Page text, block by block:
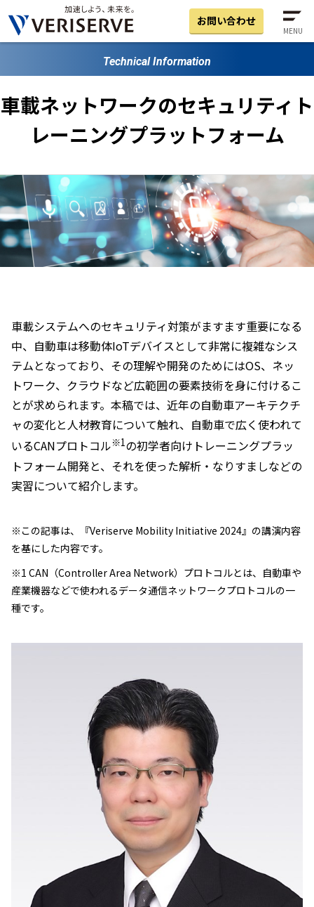
お問い合わせ
MENU
Technical Information
車載ネットワークのセキュリティト
レーニングプラットフォーム
車載システムへのセキュリティ対策がますます重要になる
中、自動車は移動体IoTデバイスとして非常に複雑なシス
テムとなっており、その理解や開発のためにはOS、ネッ
トワーク、クラウドなど広範囲の要素技術を身に付けるこ
とが求められます。本稿では、近年の自動車アーキテクチ
ャの変化と人材教育について触れ、自動車で広く使われて
いるCANプロトコル※1の初学者向けトレーニングプラッ
トフォーム開発と、それを使った解析・なりすましなどの
実習について紹介します。
※この記事は、『Veriserve Mobility Initiative 2024』の講演内容
を基にした内容です。
※1 CAN（Controller Area Network）プロトコルとは、自動車や
産業機器などで使われるデータ通信ネットワークプロトコルの一
種です。